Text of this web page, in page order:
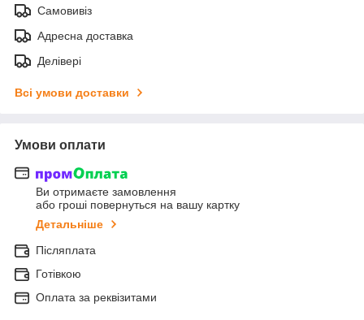
Самовивіз
Адресна доставка
Делівері
Всі умови доставки
Умови оплати
Ви отримаєте замовлення
або гроші повернуться на вашу картку
Детальніше
Післяплата
Готівкою
Оплата за реквізитами